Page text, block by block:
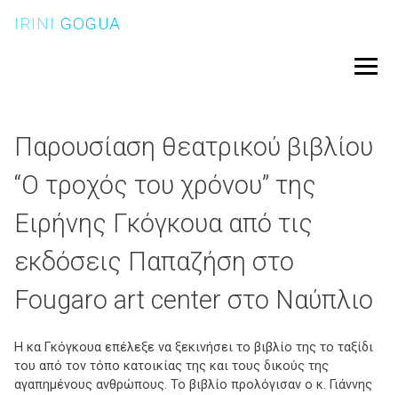
to
IRINI GOGUA
Παρουσίαση θεατρικού βιβλίου
“Ο τροχός του χρόνου” της
Ειρήνης Γκόγκουα από τις
εκδόσεις Παπαζήση στο
Fougaro art center στο Ναύπλιο
Η κα Γκόγκουα επέλεξε να ξεκινήσει το βιβλίο της το ταξίδι
του από τον τόπο κατοικίας της και τους δικούς της
αγαπημένους ανθρώπους. Το βιβλίο προλόγισαν ο κ. Γιάννης